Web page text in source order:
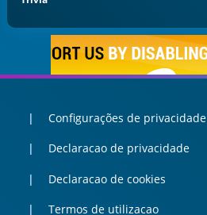
Configurações de privacidade
Declaracao de privacidade
Declaracao de cookies
Termos de utilizacao